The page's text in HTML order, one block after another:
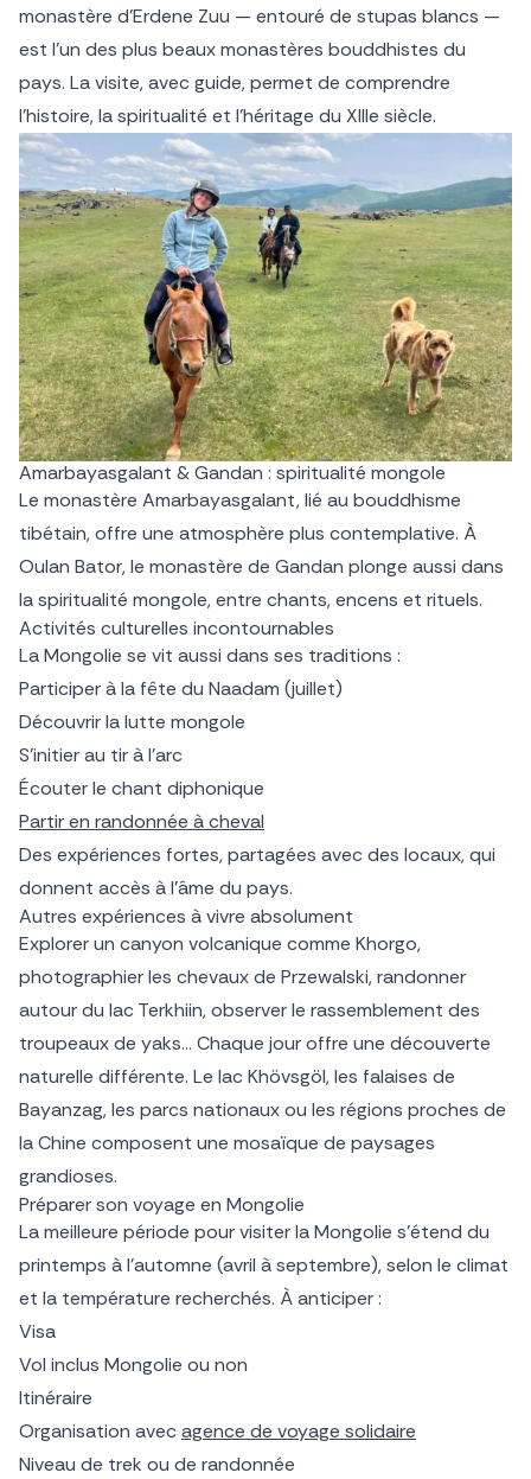
monastère d’Erdene Zuu — entouré de stupas blancs —
est l’un des plus beaux monastères bouddhistes du
pays. La visite, avec guide, permet de comprendre
l’histoire, la spiritualité et l’héritage du XIIIe siècle.
Amarbayasgalant & Gandan : spiritualité mongole
Le monastère Amarbayasgalant, lié au bouddhisme
tibétain, offre une atmosphère plus contemplative. À
Oulan Bator, le monastère de Gandan plonge aussi dans
la spiritualité mongole, entre chants, encens et rituels.
Activités culturelles incontournables
La Mongolie se vit aussi dans ses traditions :
Participer à la fête du Naadam (juillet)
Découvrir la lutte mongole
S’initier au tir à l’arc
Écouter le chant diphonique
Partir en randonnée à cheval
Des expériences fortes, partagées avec des locaux, qui
donnent accès à l’âme du pays.
Autres expériences à vivre absolument
Explorer un canyon volcanique comme Khorgo,
photographier les chevaux de Przewalski, randonner
autour du lac Terkhiin, observer le rassemblement des
troupeaux de yaks… Chaque jour offre une découverte
naturelle différente. Le lac Khövsgöl, les falaises de
Bayanzag, les parcs nationaux ou les régions proches de
la Chine composent une mosaïque de paysages
grandioses.
Préparer son voyage en Mongolie
La meilleure période pour visiter la Mongolie s’étend du
printemps à l’automne (avril à septembre), selon le climat
et la température recherchés. À anticiper :
Visa
Vol inclus Mongolie ou non
Itinéraire
Organisation avecagence de voyage solidaire
Niveau de trek ou de randonnée